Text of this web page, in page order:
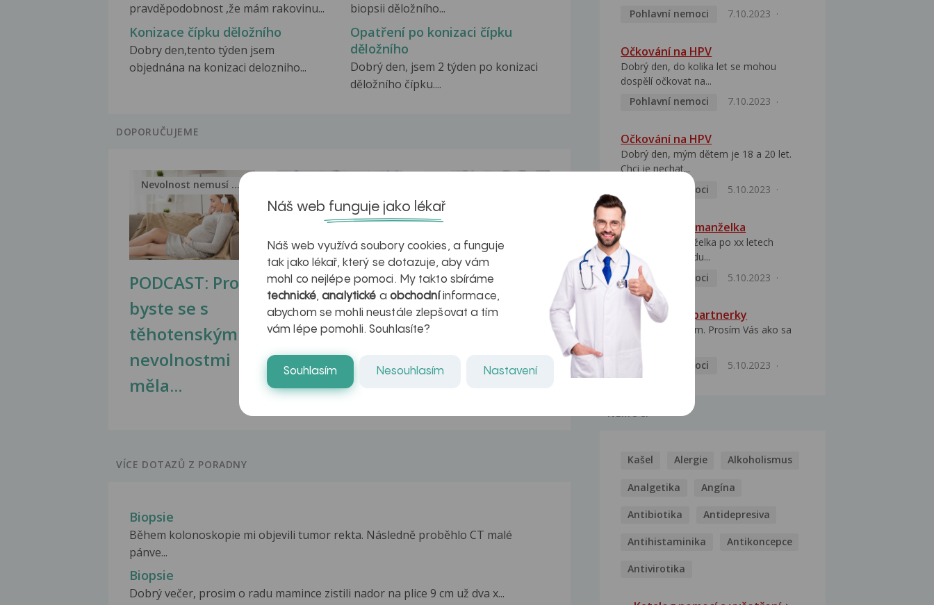
pravděpodobnost ,že mám rakovinu...
biopsii děložního...
Konizace čípku děložního
Dobry den,tento týden jsem
objednána na konizaci delozniho...
Opatření po konizaci čípku
děložního
Dobrý den, jsem 2 týden po konizaci
děložního čípku....
DOPORUČUJEME
PODCAST: Proč
byste se s
těhotenskými
nevolnostmi
měla...
Nevolnost nemusí být nutnou...
Ztukovatění
jater v datech a
obrazech
Inovativní
léčba
myastenie –
VÍCE DOTAZŮ Z PORADNY
Biopsie
Během kolonoskopie mi objevili tumor rekta. Následně proběhlo CT malé
pánve...
Biopsie
Dobrý večer, prosim o radu mamince zistili nador na plice 9 cm už dva x...
Pohlavní nemoci
7.10.2023
Očkování na HPV
Dobrý den, do kolika let se mohou
dospělí očkovat na...
Pohlavní nemoci
7.10.2023
Očkování na HPV
Dobrý den, mým dětem je 18 a 20 let.
Chci je nechat...
Pohlavní nemoci
5.10.2023
HPV pozitivní manželka
Dobrý den, manželka po xx letech
přivezla z Východu...
Pohlavní nemoci
5.10.2023
HPV typ 52 u partnerky
Dobrý deň prajem. Prosím Vás ako sa
Pohlavní nemoci
5.10.2023
NEMOCI
Kašel Alergie Alkoholismus
Analgetika Angína
Antibiotika Antidepresiva
Antihistaminika Antikoncepce
Antivirotika
Náš web funguje jako lékař
Náš web využívá soubory cookies, a funguje
tak jako lékař, který se dotazuje, aby vám
mohl co nejlépe pomoci. My takto sbíráme
technické,analytické a obchodníinformace,
abychom se mohli neustále zlepšovat a tím
vám lépe pomohli. Souhlasíte?
Souhlasím Nesouhlasím Nastavení